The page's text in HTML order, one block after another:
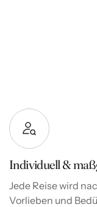
Individuell &
Jede Reise wird
Vorlieben und